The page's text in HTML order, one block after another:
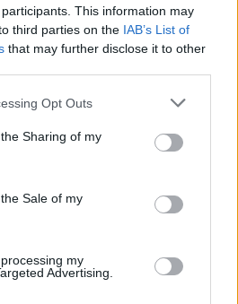
participants. This information may
third parties on the IAB’s List of
that may further disclose it to other
Opt Outs
Sharing of my
Sale of my
my
Advertising.